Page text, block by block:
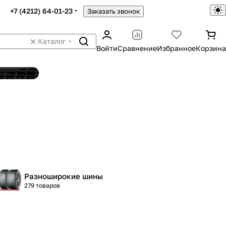
+7 (4212) 64-01-23 Заказать звонок
Каталог
ВойтиСравнениеИзбранноеКорзина
шин
Разноширокие шины
279 товаров